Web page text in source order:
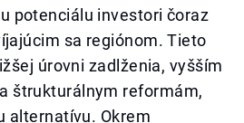
potenciálu investori čoraz
sa regiónom. Tieto
úrovni zadlženia, vyšším
štrukturálnym reformám,
alternatívu. Okrem